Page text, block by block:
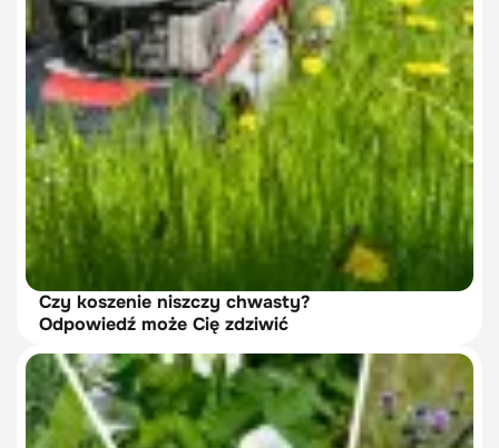
Czy koszenie niszczy chwasty?
Odpowiedź może Cię zdziwić